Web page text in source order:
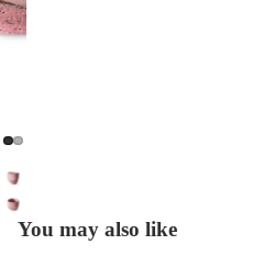
You may also like